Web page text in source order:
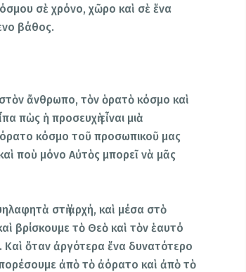
σὲ χρόνο, χῶρο καὶ σὲ ἕνα
βάθος.
ἄνθρωπο, τὸν ὁρατὸ κόσμο καὶ
πὼς ἡ προσευχὴ εἶναι μιὰ
κόσμο τοῦ προσωπικοῦ μας
ποὺ μόνο Αὐτὸς μπορεῖ νὰ μᾶς
στὴ ἀρχή, καὶ μέσα στὸ
βρίσκουμε τὸ Θεὸ καὶ τὸν ἑαυτό
ὅταν ἀργότερα ἕνα δυνατότερο
ἀπὸ τὸ ἀόρατο καὶ ἀπὸ τὸ